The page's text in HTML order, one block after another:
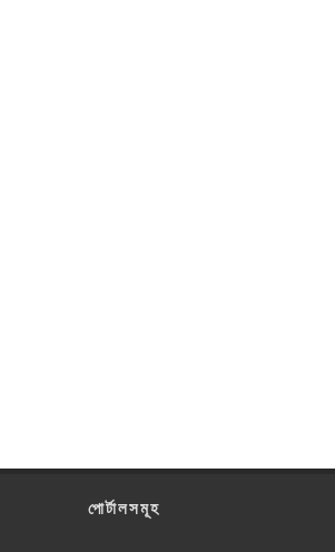
পোর্টালসমূহ